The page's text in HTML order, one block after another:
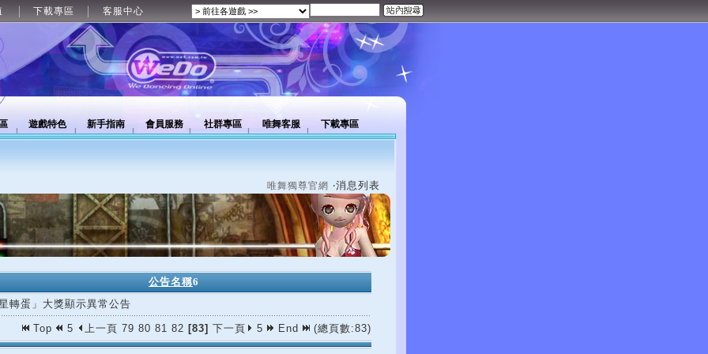
下載專區 客服中心
遊戲特色 新手指南 會員服務 社群專區 唯舞客服 下載專區
唯舞獨尊官網 ‧消息列表
公告名稱6
轉蛋」大獎顯示異常公告
Top 5 上一頁 79 80 81 82 [83] 下一頁 5 End (總頁數:83)